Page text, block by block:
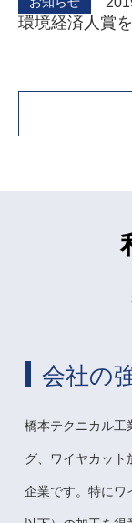
環境経済人賞
会社の
橋本テクニカル工
グ、ワイヤカット
企業です。特にワ